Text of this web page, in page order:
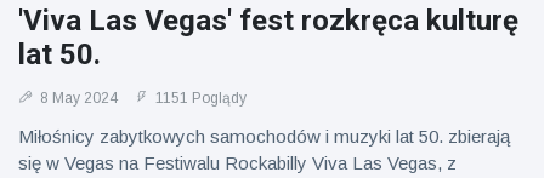
'Viva Las Vegas' fest rozkręca kulturę
lat 50.
8 May 2024 1151 Poglądy
Miłośnicy zabytkowych samochodów i muzyki lat 50. zbierają
się w Vegas na Festiwalu Rockabilly Viva Las Vegas, z